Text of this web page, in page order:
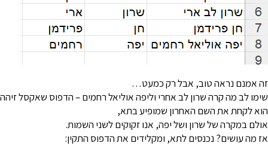
אמנם נראה טוב, אבל רק כמעט…
לב מה קרה שרון לב אחרי וליפה אוליאל רחמים – הדפוס שאקסל זיהה
לקחת את השם האחרון שמופיע בתא,
במקרה של שרון ושל יפה, אנו זקוקים לשני השמות.
מה עושים? נכנסים לתא, ומקלידים את הדפוס התקין: